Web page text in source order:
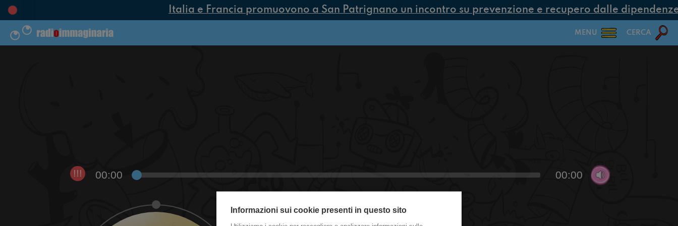
Italia e Francia promuovono a San Patrignano un incontro su prevenzione e recupero dalle dipendenze
MENU CERCA
!!! 00:00 00:00
Informazioni sui cookie presenti in questo sito